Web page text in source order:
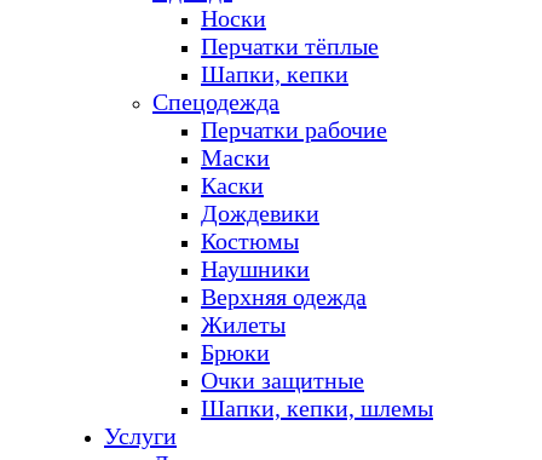
Носки
Перчатки тёплые
Шапки, кепки
Спецодежда
Перчатки рабочие
Маски
Каски
Дождевики
Костюмы
Наушники
Верхняя одежда
Жилеты
Брюки
Очки защитные
Шапки, кепки, шлемы
Услуги